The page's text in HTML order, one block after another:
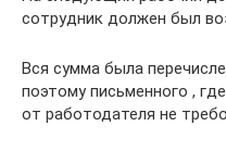
сотрудник должен был
Вся сумма была
поэтому письменного ,
от работодателя не